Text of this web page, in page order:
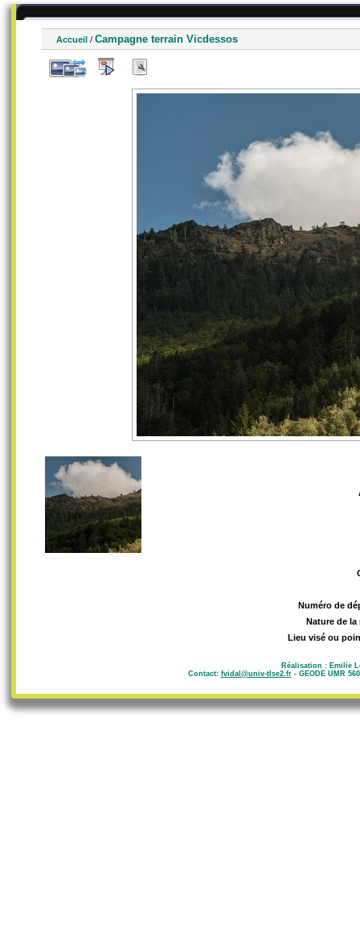
Accueil / Campagne terrain Vicdessos
Numéro de
Nature de la
Lieu visé ou
Réalisation : Emilie
Contact: fvidal@univ-tlse2.fr- GEODE UMR